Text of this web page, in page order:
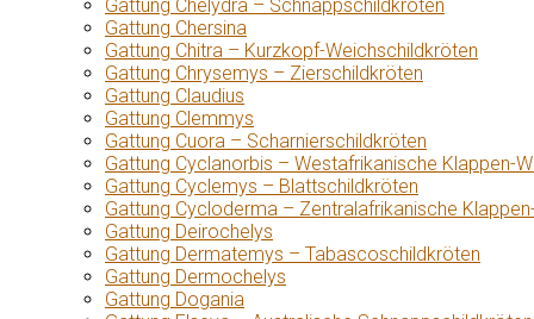
Gattung Chelydra – Schnappschildkröten
Gattung Chersina
Gattung Chitra – Kurzkopf-Weichschildkröten
Gattung Chrysemys – Zierschildkröten
Gattung Claudius
Gattung Clemmys
Gattung Cuora – Scharnierschildkröten
Gattung Cyclanorbis – Westafrikanische Klappen-
Gattung Cyclemys – Blattschildkröten
Gattung Cycloderma – Zentralafrikanische
Gattung Deirochelys
Gattung Dermatemys – Tabascoschildkröten
Gattung Dermochelys
Gattung Dogania